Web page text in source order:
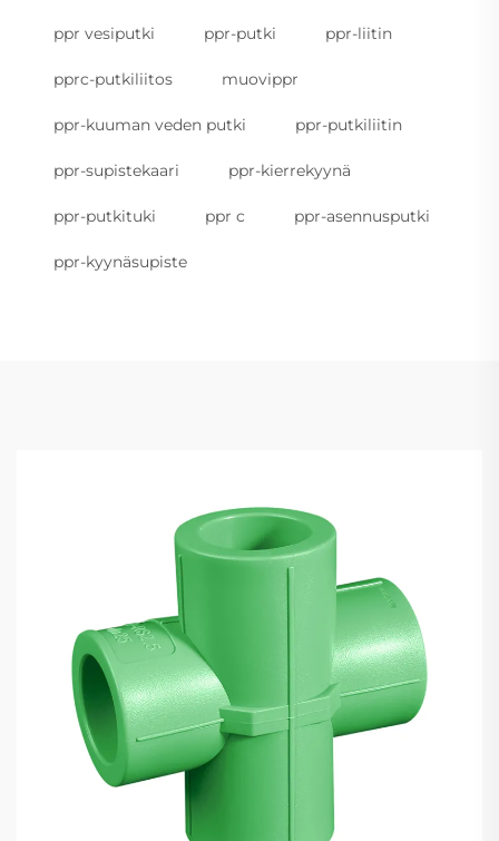
ppr vesiputki ppr-putki ppr-liitin
pprc-putkiliitos muovippr
ppr-kuuman veden putki ppr-putkiliitin
ppr-supistekaari ppr-kierrekyynä
ppr-putkituki ppr c ppr-asennusputki
ppr-kyynäsupiste